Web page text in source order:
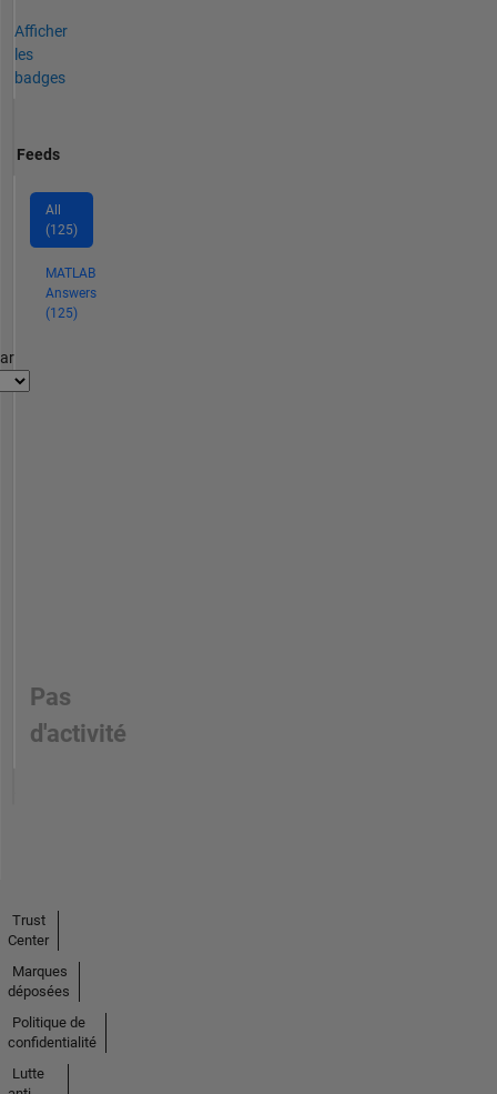
Afficher
les
badges
Feeds
All
(125)
MATLAB
Answers
(125)
Pas
d'activité
Trust
Center
Marques
déposées
Politique de
confidentialité
Lutte